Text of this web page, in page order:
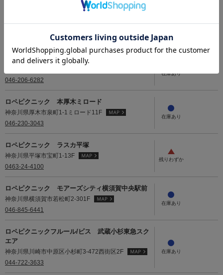
南平塚2122区画
ロペピクニック ららぽーと海老名
046-206-6282
ロペピクニック 本厚木ミロード
神奈川県厚木市泉町1-1ミロード11F
046-230-3043
ロペピクニック ラスカ平塚
神奈川県平塚市宝町1-13F
0463-24-4100
ロペピクニック モアーズシティ横須賀中央駅前
神奈川県横須賀市若松町2-301F
046-845-6441
ロペピクニックフルール/ビス 武蔵小杉東急スク
エア
神奈川県川崎市中原区小杉町3-472西街区2F
044-722-3633